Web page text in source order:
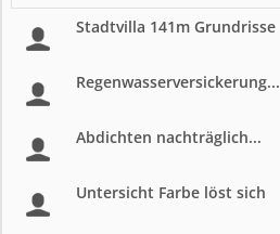
Stadtvilla 141m Grundrisse
Regenwasserversickerung...
Abdichten nachträglich...
Untersicht Farbe löst sich